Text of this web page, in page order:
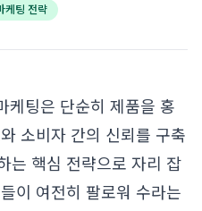
케팅 전략
케팅은 단순히 제품을 홍
소비자 간의 신뢰를 구축
는 핵심 전략으로 자리 잡
이 여전히 팔로워 수라는